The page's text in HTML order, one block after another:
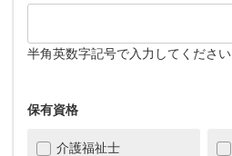
半角英数字記号で入力してください
保有資格
介護福祉士